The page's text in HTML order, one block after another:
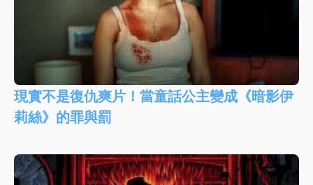
現實不是復仇爽片！當童話公主變成《暗影伊
莉絲》的罪與罰